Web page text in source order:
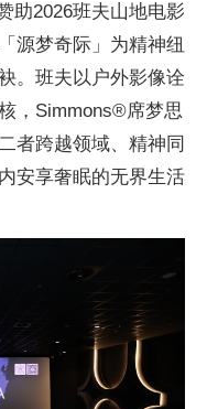
助2026班夫山地电影
源梦奇际」为精神纽
。班夫以户外影像诠
，Simmons®席梦思
者跨越领域、精神同
安享奢眠的无界生活